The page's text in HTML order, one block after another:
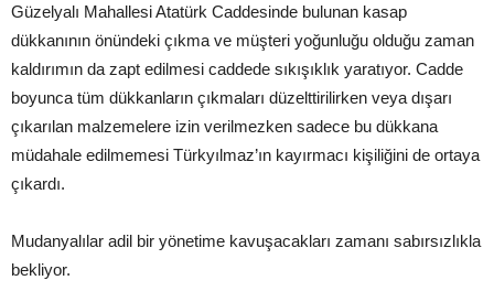
Güzelyalı Mahallesi Atatürk Caddesinde bulunan kasap
dükkanının önündeki çıkma ve müşteri yoğunluğu olduğu zaman
kaldırımın da zapt edilmesi caddede sıkışıklık yaratıyor. Cadde
boyunca tüm dükkanların çıkmaları düzelttirilirken veya dışarı
çıkarılan malzemelere izin verilmezken sadece bu dükkana
müdahale edilmemesi Türkyılmaz’ın kayırmacı kişiliğini de ortaya
çıkardı.
Mudanyalılar adil bir yönetime kavuşacakları zamanı sabırsızlıkla
bekliyor.